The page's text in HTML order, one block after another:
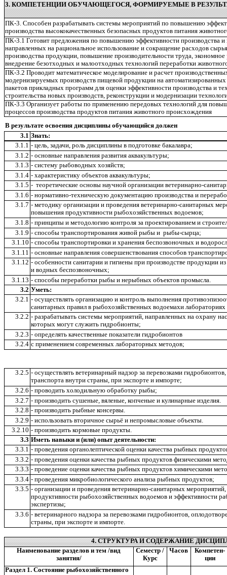
3. КОМПЕТЕНЦИИ ОБУЧАЮЩЕГОСЯ, ФОРМИРУЕМЫЕ В
ПК-3. Способен разрабатывать системы мероприятий по повышению
производства высококачественных безопасных продуктов питания
ПК-3.1 Готовит предложения по повышению эффективности производства и
направленных на рациональное использование и сокращение расходов
производства продукции, повышение производительности труда,
внедрение безотходных и малоотходных технологий переработки
ПК-3.2 Проводит математическое моделирование и расчет
модернизируемых производств пищевой продукции на
пакетов прикладных программ для оценки эффективности производства и
строительства новых производств, реконструкции и модернизации
ПК-3.3 Организует работы по применению передовых технологий для
процессов производства продуктов питания животного происхождения
В результате освоения дисциплины обучающийся должен
3.1 Знать:
3.1.1 - цель, задачи, роль дисциплины в подготовке бакалавра;
3.1.2 - основные направления развития аквакультуры;
3.1.3 - систему рыбоводных хозяйств;
3.1.4 - характеристику объектов аквакультуры;
3.1.5 - теоретические основы научной организации ветеринарно-
3.1.6 - нормативно-техническую документацию производства и
3.1.7 - методику организации и проведения ветеринарно-санитарных
повышения продуктивности рыбохозяйственных водоемов;
3.1.8 - принципы и методологию контроля за проектированием и
3.1.9 - способы транспортирования живой рыбы и рыбы-сырца;
3.1.10 - способы транспортировки и хранения беспозвоночных и
3.1.11 - основные направления совершенствования способов
3.1.12 - особенности санитарии и гигиены при производстве продукции
и водных беспозвоночных;
3.1.13 - способы переработки рыбы и нерыбных объектов промысла.
3.2 Уметь:
3.2.1 - осуществлять организацию и контроль выполнения
санитарных правил в рыбохозяйственных водоемахи
3.2.2 - разрабатывать системы мероприятий, направленных на охрану
которых могут служить гидробионты;
3.2.3 - определять качественные показатели гидробионтов
3.2.4 с применением современных лабораторных методов;
3.2.5 - осуществлять ветеринарный надзор за перевозками
транспорта внутри страны, при экспорте и импорте;
3.2.6 - проводить холодильную обработку рыбы;
3.2.7 - производить сушеные, вяленые, копченые и кулинарные изделия.
3.2.8 - производить рыбные консервы.
3.2.9 - использовать вторичное сырьё и непромысловые объекты.
3.2.10 - производить кормовые продукты.
3.3 Иметь навыки и (или) опыт деятельности:
3.3.1 - проведения органолептической оценки качества рыбных
3.3.2 - проведения оценки качества рыбных продуктов физическими
3.3.3 - проведение оценки качества рыбных продуктов химическими
3.3.4 - проведения микробиологического анализа рыбных продуктов;
3.3.5 - организации и проведения ветеринарно-санитарных
продуктивности рыбохозяйственных водоемов и эффективности
экспертизы;
3.3.6 - ветеринарного надзора за перевозками гидробионтов,
страны, при экспорте и импорте.
Наименование разделов и тем /вид
занятия/
Часов
Компетен-
ции
Семестр /
Курс
4. СТРУКТУРА И СОДЕРЖАНИЕ
Раздел 1. Состояние рыбохозяйственного